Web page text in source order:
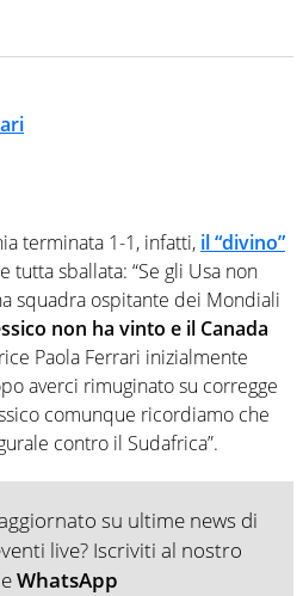
terminata 1-1, infatti, il “divino”
tutta sballata: “Se gli Usa non
squadra ospitante dei Mondiali
non ha vinto e il Canada
Paola Ferrari inizialmente
averci rimuginato su corregge
comunque ricordiamo che
contro il Sudafrica”.
su ultime news di
live? Iscriviti al nostro
WhatsApp